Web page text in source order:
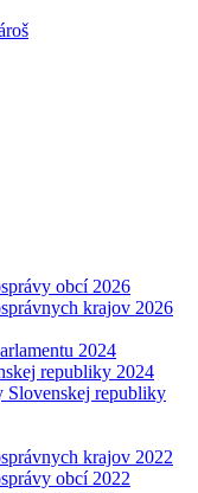
obcí 2026
krajov 2026
2024
republiky 2024
republiky
krajov 2022
obcí 2022